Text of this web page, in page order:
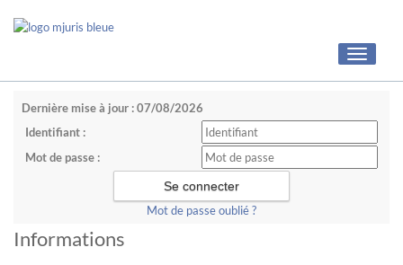
Toggle
Dernière mise à jour : 07/08/2026
Identifiant :
Mot de passe :
Mot de passe oublié ?
Informations